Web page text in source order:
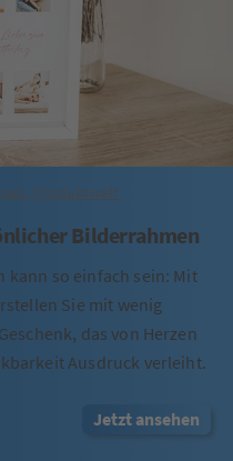
, Produktwelt
Bilderrahmen
kann so einfach sein: Mit
Sie mit wenig
das von Herzen
Ausdruck verleiht.
Jetzt ansehen